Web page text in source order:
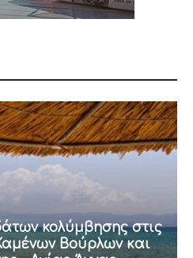
κολύμβησης στις
Βούρλων και